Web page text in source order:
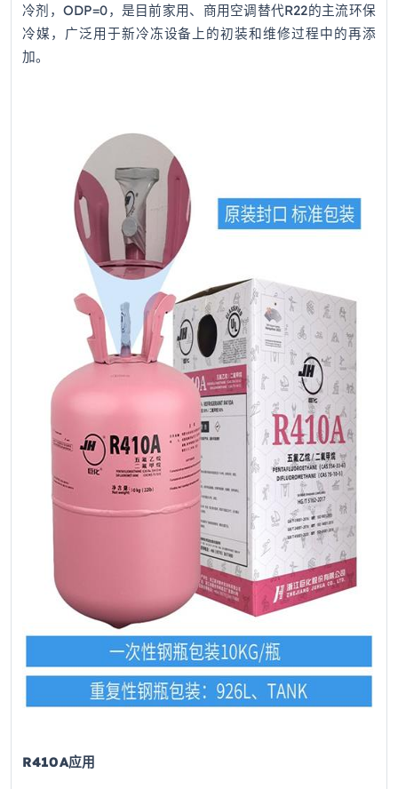
冷剂，ODP=0，是目前家用、商用空调替代R22的主流环保
冷媒，广泛用于新冷冻设备上的初装和维修过程中的再添
加。
R410A应用